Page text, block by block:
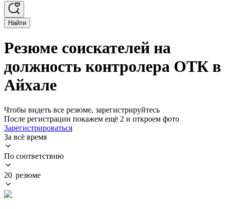
Найти
Резюме соискателей на
должность контролера ОТК в
Айхале
Чтобы видеть все резюме, зарегистрируйтесь
После регистрации покажем ещё 2 и откроем фото
Зарегистрироваться
За всё время
По соответствию
20 резюме